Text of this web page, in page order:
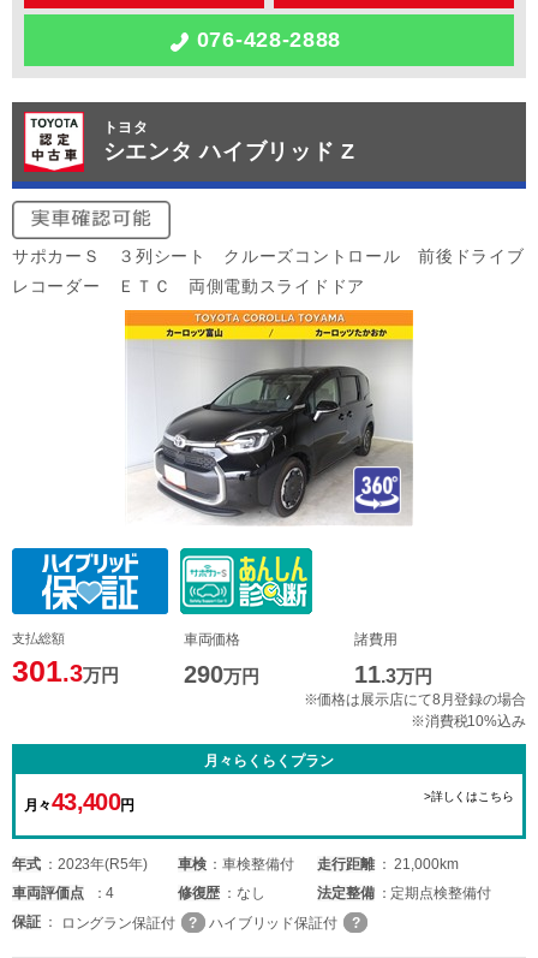
076-428-2888
トヨタ
シエンタ ハイブリッド Z
サポカーＳ ３列シート クルーズコントロール 前後ドライブ
レコーダー ＥＴＣ 両側電動スライドドア
支払総額
301.3万円
車両価格
290万円
諸費用
11.3万円
※価格は展示店にて8月登録の場合
※消費税10%込み
月々らくらくプラン
月々43,400円
>詳しくはこちら
年式 2023年(R5年) 車検 車検整備付 走行距離
21,000km
車両評価点 4 修復歴 なし 法定整備
定期点検整備付
保証
ロングラン保証付 ハイブリッド保証付